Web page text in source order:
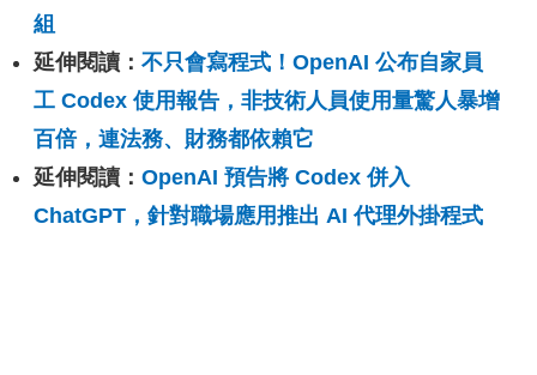
組
延伸閱讀： 不只會寫程式！OpenAI 公布自家員
工 Codex 使用報告，非技術人員使用量驚人暴增
百倍，連法務、財務都依賴它
延伸閱讀： OpenAI 預告將 Codex 併入
ChatGPT，針對職場應用推出 AI 代理外掛程式